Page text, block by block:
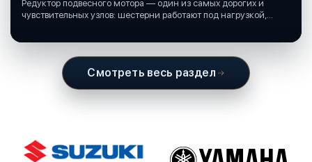
Редуктор подвесного мотора — один из самых дорогих и
чувствительных узлов: шестерни работают под нагрузкой,
Смотреть весь раздел